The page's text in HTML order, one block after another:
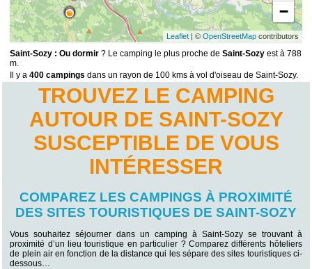
−
Leaflet| © OpenStreetMapcontributors
Saint-Sozy : Ou dormir ? Le camping le plus proche deSaint-Sozy est à 788
m.
Il y a400 campings dans un rayon de 100 kms à vol d'oiseau de Saint-Sozy.
TROUVEZ LE CAMPING
AUTOUR DE SAINT-SOZY
SUSCEPTIBLE DE VOUS
INTÉRESSER
COMPAREZ LES CAMPINGS À PROXIMITÉ
DES SITES TOURISTIQUES DE SAINT-SOZY
Vous souhaitez séjourner dans un camping à Saint-Sozy se trouvant à
proximité d’un lieu touristique en particulier ? Comparez différents hôteliers
de plein air en fonction de la distance qui les sépare des sites touristiques ci-
dessous…